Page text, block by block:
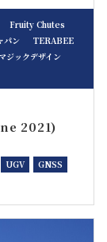
Fruity Chutes
パン
TERABEE
ジックデザイン
2021)
UGV
GNSS